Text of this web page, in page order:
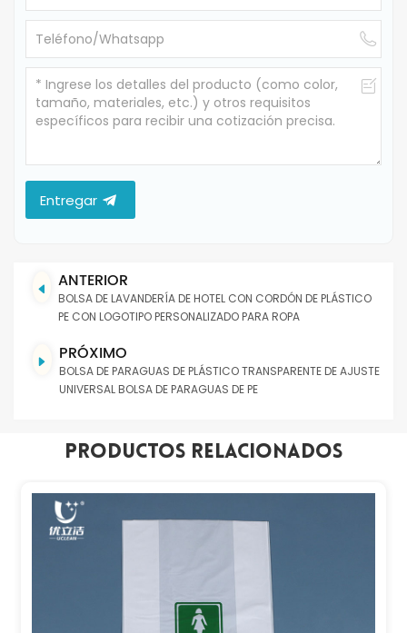
Entregar
ANTERIOR
BOLSA DE LAVANDERÍA DE HOTEL CON CORDÓN DE PLÁSTICO
PE CON LOGOTIPO PERSONALIZADO PARA ROPA
PRÓXIMO
BOLSA DE PARAGUAS DE PLÁSTICO TRANSPARENTE DE AJUSTE
UNIVERSAL BOLSA DE PARAGUAS DE PE
Productos Relacionados